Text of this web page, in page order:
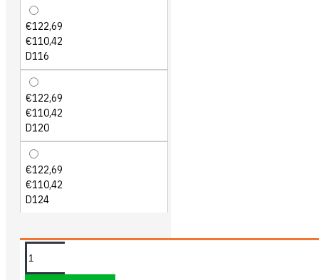
€122,69
€110,42
D116
€122,69
€110,42
D120
€122,69
€110,42
D124
OMSCHRIJVING